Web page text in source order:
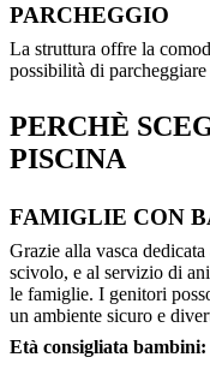
PARCHEGGIO
La struttura offre la
possibilità di
PERCHÈ
PISCINA
FAMIGLIE CON
Grazie alla vasca
scivolo, e al servizio di
le famiglie. I genitori
un ambiente sicuro e
Età consigliata bambini: